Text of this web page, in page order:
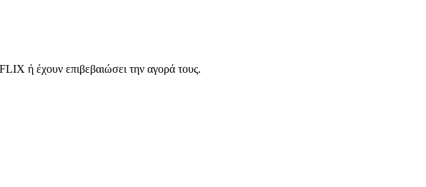
ή έχουν επιβεβαιώσει την αγορά τους.